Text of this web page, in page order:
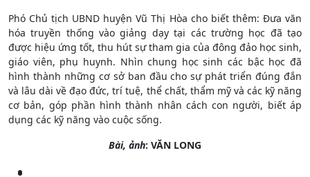
Phó Chủ tịch UBND huyện Vũ Thị Hòa cho biết thêm: Đưa văn
hóa truyền thống vào giảng dạy tại các trường học đã tạo
được hiệu ứng tốt, thu hút sự tham gia của đông đảo học sinh,
giáo viên, phụ huynh. Nhìn chung học sinh các bậc học đã
hình thành những cơ sở ban đầu cho sự phát triển đúng đắn
và lâu dài về đạo đức, trí tuệ, thể chất, thẩm mỹ và các kỹ năng
cơ bản, góp phần hình thành nhân cách con người, biết áp
dụng các kỹ năng vào cuộc sống.
Bài, ảnh: VĂN LONG